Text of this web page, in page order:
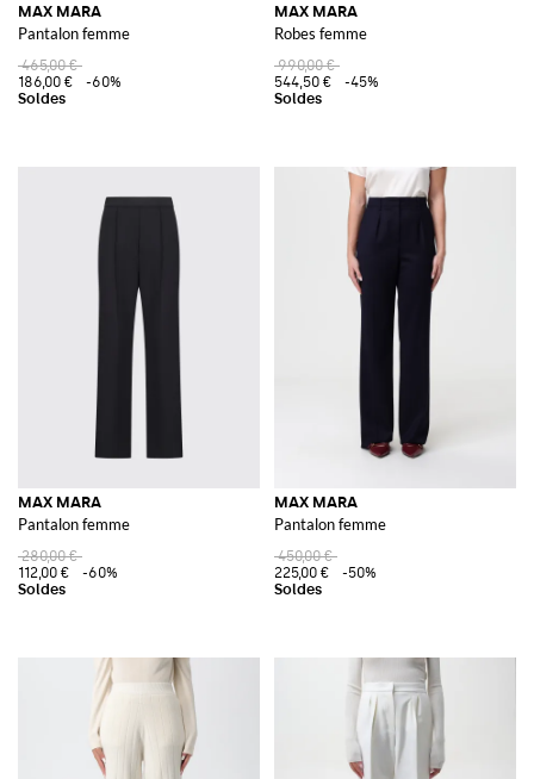
MAX MARA
Pantalon femme
465,00 €
186,00 €
-60%
MAX MARA
Robes femme
990,00 €
544,50 €
-45%
MAX MARA
Pantalon femme
280,00 €
112,00 €
-60%
MAX MARA
Pantalon femme
450,00 €
225,00 €
-50%